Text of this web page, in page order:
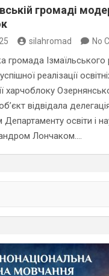
громаді
silahromad No
громада
реалізації
харчоблоку
відвідала
освіти і
Лончаком.…